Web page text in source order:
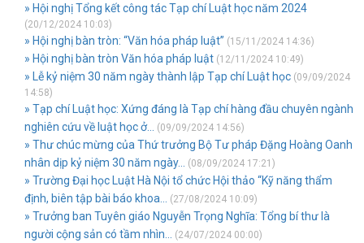
» Hội nghị Tổng kết công tác Tạp chí Luật học năm 2024
(20/12/2024 10:03)
» Hội nghị bàn tròn: “Văn hóa pháp luật” (15/11/2024 14:36)
» Hội nghị bàn tròn Văn hóa pháp luật (12/11/2024 10:49)
» Lễ kỷ niệm 30 năm ngày thành lập Tạp chí Luật học (09/09/2024
14:58)
» Tạp chí Luật học: Xứng đáng là Tạp chí hàng đầu chuyên ngành
nghiên cứu về luật học ở...
(09/09/2024 14:56)
» Thư chúc mừng của Thứ trưởng Bộ Tư pháp Đặng Hoàng Oanh
nhân dịp kỷ niệm 30 năm ngày...
(08/09/2024 17:21)
» Trường Đại học Luật Hà Nội tổ chức Hội thảo “Kỹ năng thẩm
định, biên tập bài báo khoa...
(27/08/2024 10:09)
» Trưởng ban Tuyên giáo Nguyễn Trọng Nghĩa: Tổng bí thư là
người cộng sản có tầm nhìn...
(24/07/2024 00:00)